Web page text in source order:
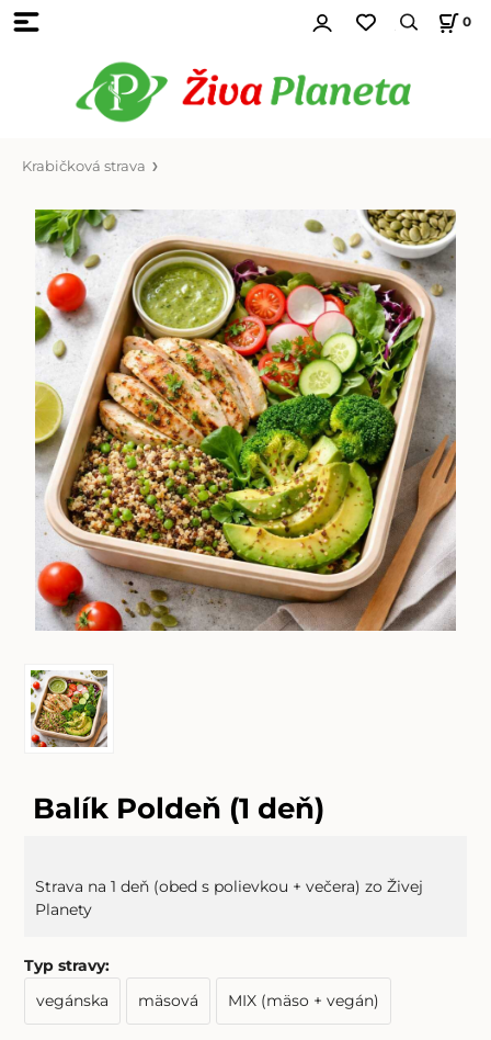
0
Krabičková strava
Balík Poldeň (1 deň)
Strava na 1 deň (obed s polievkou + večera) zo Živej
Planety
Typ stravy:
vegánska
mäsová MIX (mäso + vegán)